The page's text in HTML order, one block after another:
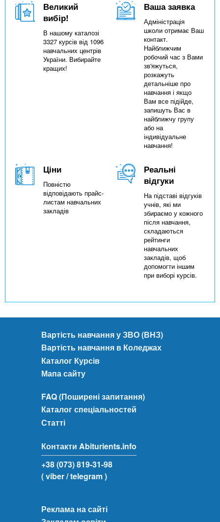
Великий
вибір!
В нашому каталозі
3327 курсів від 1096
навчальних центрів
України. Вибирайте
кращих!
Ваша заявка
Адміністрація
школи отримає Ваш
контакт.
Найближчим
робочий час з Вами
зв'яжуться,
розкажуть
детальніше про
навчання і якщо
Вам все підійде,
запишуть Вас в
найближчу групу
або на
індивідуальне
навчання!
Ціни
Повністю
відповідають прайс-
листам навчальних
закладів
Реальні
відгуки
На підставі відгуків
учнів, які ми
збираємо у кожного
після навчання,
складаються
рейтинги
навчальних
закладів, щоб
допомогти іншим
при виборі курсів.
Вартість навчання у ЗВО (ВНЗ)
Вартість навчання в Коледжах
Каталог Курсів
Мапа сайту
FAQ (Поширені запитання)
Каталог спеціальностей
Статті
Контакти Abiturients.info
+38 (073) 819-31-98
( viber/ telegram )
Реклама на сайті